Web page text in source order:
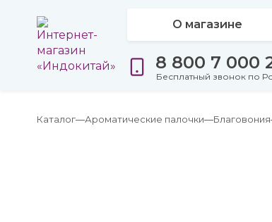
О магазине
8 800 7 000
Бесплатный звонок по
Каталог Ароматические палочки Благовония